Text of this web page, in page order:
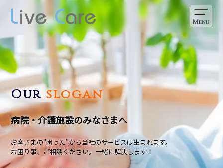
Ourslogan
病院・介護施設のみなさまへ
お客さまの"困った"から当社のサービスは生まれます。
お困り事、ご相談ください。一緒に解決します！